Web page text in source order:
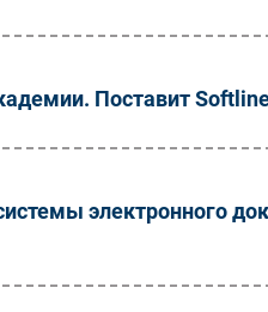
Поставит
электронного